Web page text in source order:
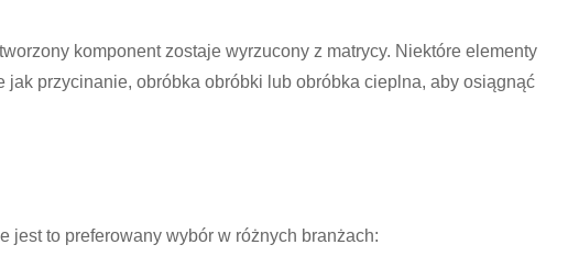
komponent zostaje wyrzucony z matrycy. Niektóre elementy
przycinanie, obróbka obróbki lub obróbka cieplna, aby osiągnąć
jest to preferowany wybór w różnych branżach: